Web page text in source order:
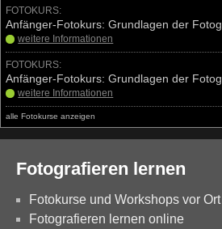
FOTOKURS:
Anfänger-Fotokurs: Grundlagen der
weitere Informationen
FOTOKURS:
Anfänger-Fotokurs: Grundlagen der
weitere Informationen
alle Fotokurse anzeigen
Fotografieren lernen
Fotokurse und Workshops vor Ort
Fotografieren lernen online